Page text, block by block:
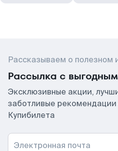
Рассказываем о полезном
Рассылка с
Эксклюзивные акции,
заботливые рекомендации
Купибилета
Электронная почта